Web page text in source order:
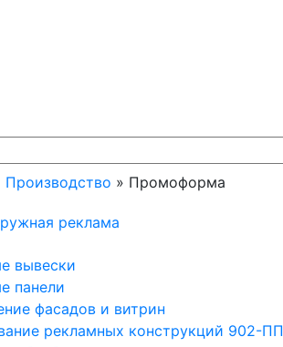
Производство » Промоформа
реклама
вывески
панели
фасадов и витрин
рекламных конструкций 902-ПП